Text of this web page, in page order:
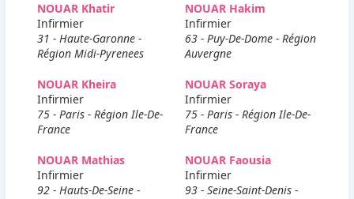
NOUAR Khatir
Infirmier
31 - Haute-Garonne -
Région Midi-Pyrenees
NOUAR Hakim
Infirmier
63 - Puy-De-Dome - Région
Auvergne
NOUAR Kheira
Infirmier
75 - Paris - Région Ile-De-
France
NOUAR Soraya
Infirmier
75 - Paris - Région Ile-De-
France
NOUAR Mathias
Infirmier
92 - Hauts-De-Seine -
NOUAR Faousia
Infirmier
93 - Seine-Saint-Denis -